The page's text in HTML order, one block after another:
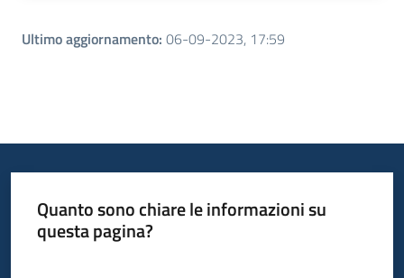
Ultimo aggiornamento: 06-09-2023, 17:59
Quanto sono chiare le informazioni su
questa pagina?